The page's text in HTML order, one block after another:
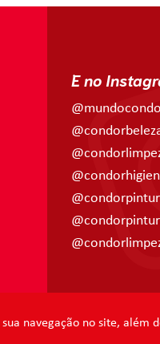
navegação no site, além
E no